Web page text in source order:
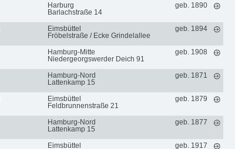
Harburg
Barlachstraße 14
geb. 1890
Eimsbüttel
Fröbelstraße / Ecke Grindelallee
geb. 1894
Hamburg-Mitte
Niedergeorgswerder Deich 91
geb. 1908
Hamburg-Nord
Lattenkamp 15
geb. 1871
Eimsbüttel
Feldbrunnenstraße 21
geb. 1879
Hamburg-Nord
Lattenkamp 15
geb. 1877
Eimsbüttel
geb. 1917